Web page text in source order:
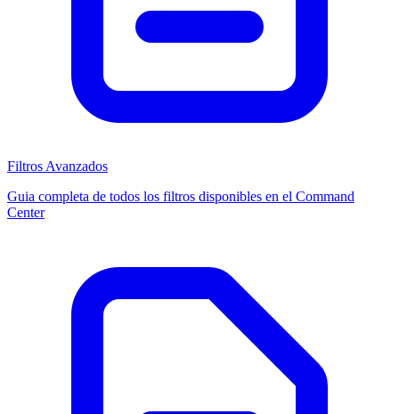
Filtros Avanzados
Guia completa de todos los filtros disponibles en el Command
Center